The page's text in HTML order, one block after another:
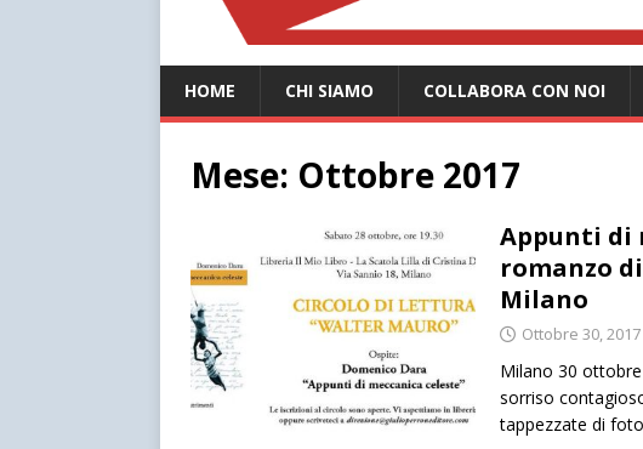
HOME CHI SIAMO COLLABORA CON NOI
Mese: Ottobre 2017
Appunti di
romanzo
Milano
Ottobre 30, 2017
Milano 30
sorriso
tappezzate di